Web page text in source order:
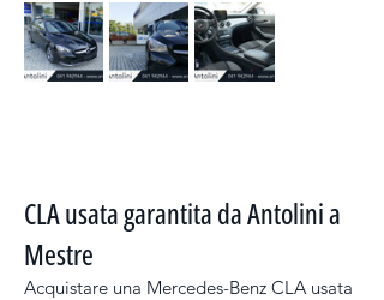
CLA usata garantita da Antolini a
Mestre
Acquistare una Mercedes-Benz CLA usata